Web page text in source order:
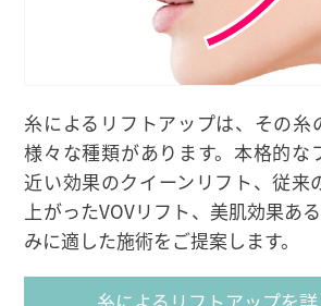
糸によるリフトアップは、その糸
様々な種類があります。本格的な
近い効果のクイーンリフト、従来
上がったVOVリフト、美肌効果あ
みに適した施術をご提案します。